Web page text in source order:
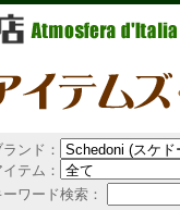
ンド：
テム：
ーワード検索：